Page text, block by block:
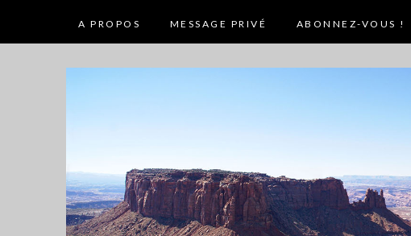
A PROPOS MESSAGE PRIVÉ ABONNEZ-VOUS !